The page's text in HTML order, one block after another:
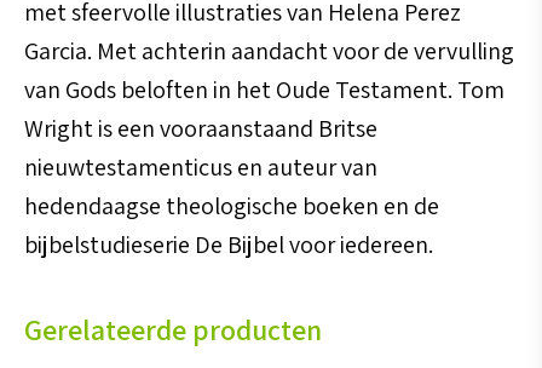
met sfeervolle illustraties van Helena Perez
Garcia. Met achterin aandacht voor de vervulling
van Gods beloften in het Oude Testament. Tom
Wright is een vooraanstaand Britse
nieuwtestamenticus en auteur van
hedendaagse theologische boeken en de
bijbelstudieserie De Bijbel voor iedereen.
Gerelateerde producten